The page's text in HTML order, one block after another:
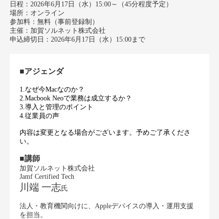
日程：2026年6月17日（水）15:00～（45分程度予定）
場所：オンライン
参加料：無料（事前登録制）
主催：加賀ソルネット株式会社
申込締切日：2026年6月17日（水）15:00まで
■アジェンダ
1.なぜ今Macなのか？
2.Macbook Neoで業務は成立するか？
3.導入と管理のポイント
4.従業員の声
内容は変更となる場合がございます。予めご了承くださ
い。
■講師
加賀ソルネット株式会社
Jamf Certified Tech
川端 一志氏
法人・教育機関向けに、Appleデバイスの導入・運用支援
を担当。